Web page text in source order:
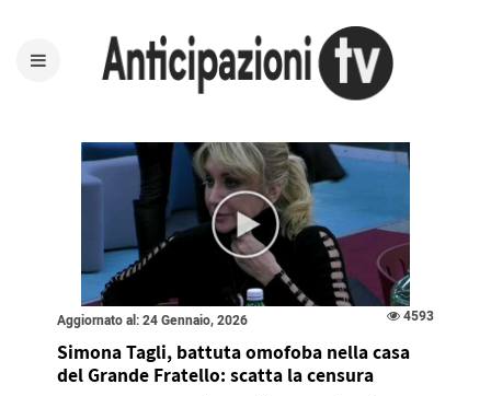
Aggiornato al: 24 Gennaio, 2026 4593
Simona Tagli, battuta omofoba nella casa
del Grande Fratello: scatta la censura